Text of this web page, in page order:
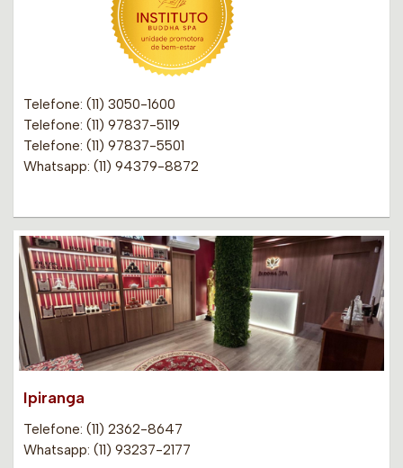
Telefone: (11) 3050-1600
Telefone: (11) 97837-5119
Telefone: (11) 97837-5501
Whatsapp: (11) 94379-8872
Ipiranga
Telefone: (11) 2362-8647
Whatsapp: (11) 93237-2177